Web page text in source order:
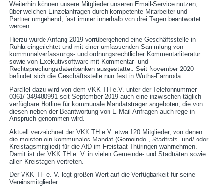
Weiterhin können unsere Mitglieder unseren Email-Service nutzen,
über welchen Einzelanfragen durch kompetente Mitarbeiter und
Partner umgehend, fast immer innerhalb von drei Tagen beantwortet
werden.
Hierzu wurde Anfang 2019 vorrübergehend eine Geschäftsstelle in
Ruhla eingerichtet und mit einer umfassenden Sammlung von
kommunalverfassungs- und ordnungsrechtlicher Kommentarliteratur
sowie von Exekutivsoftware mit Kommentar- und
Rechtsprechungsdatenbanken ausgestattet. Seit November 2020
befindet sich die Geschäftsstelle nun fest in Wutha-Farnroda.
Parallel dazu wird von dem VKK TH e.V. unter der Telefonnummer
0361/ 349480991 seit September 2019 auch eine inzwischen täglich
verfügbare Hotline für kommunale Mandatsträger angeboten, die von
diesen neben der Beantwortung von E-Mail-Anfragen auch rege in
Anspruch genommen wird.
Aktuell verzeichnet der VKK TH e.V. etwa 120 Mitglieder, von denen
die meisten ein kommunales Mandat (Gemeinde-, Stadtrats- und/ oder
Kreistagsmitglied) für die AfD im Freistaat Thüringen wahrnehmen.
Damit ist der VKK TH e. V. in vielen Gemeinde- und Stadträten sowie
allen Kreistagen vertreten.
Der VKK TH e. V. legt großen Wert auf die Verfügbarkeit für seine
Vereinsmitglieder.